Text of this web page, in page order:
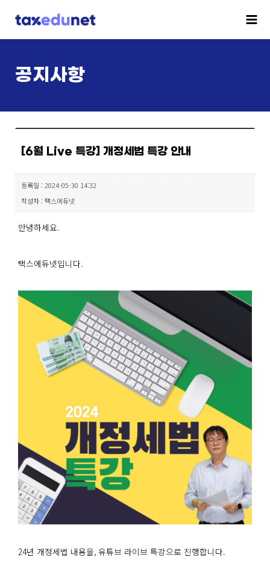
공지사항
[6월 Live 특강] 개정세법 특강 안내
등록일 : 2024-05-30 14:32
작성자 : 택스에듀넷
안녕하세요.
택스에듀넷입니다.
24년 개정세법 내용을, 유튜브 라이브 특강으로 진행합니다.